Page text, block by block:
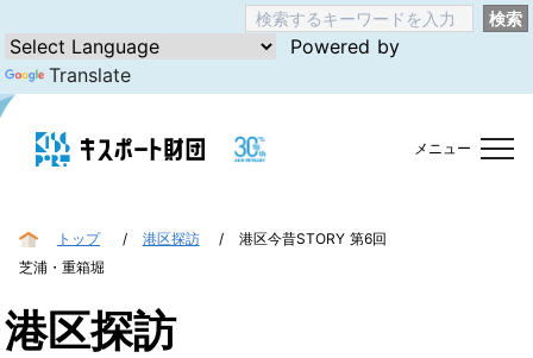
検索
Powered by
Translate
メニュー
トップ 港区探訪
港区今昔STORY 第6回
芝浦・重箱堀
港区探訪